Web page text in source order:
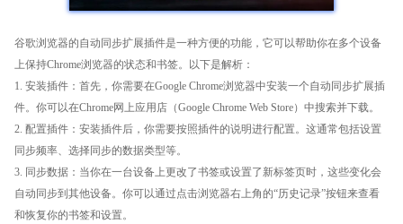
谷歌浏览器的自动同步扩展插件是一种方便的功能，它可以帮助你在多个设备
上保持Chrome浏览器的状态和书签。以下是解析：
1. 安装插件：首先，你需要在Google Chrome浏览器中安装一个自动同步扩展插
件。你可以在Chrome网上应用店（Google Chrome Web Store）中搜索并下载。
2. 配置插件：安装插件后，你需要按照插件的说明进行配置。这通常包括设置
同步频率、选择同步的数据类型等。
3. 同步数据：当你在一台设备上更改了书签或设置了新标签页时，这些变化会
自动同步到其他设备。你可以通过点击浏览器右上角的“历史记录”按钮来查看
和恢复你的书签和设置。